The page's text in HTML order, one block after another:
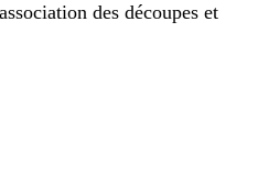
des découpes et